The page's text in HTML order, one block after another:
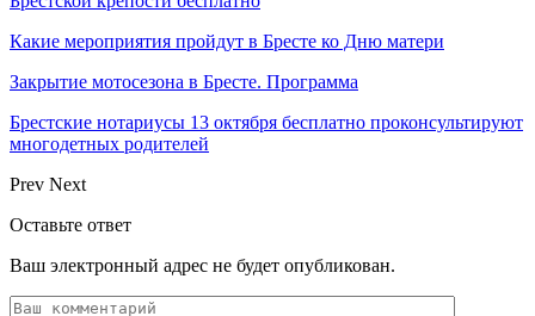
Какие мероприятия пройдут в Бресте ко Дню матери
Закрытие мотосезона в Бресте. Программа
Брестские нотариусы 13 октября бесплатно проконсультируют
многодетных родителей
Prev Next
Оставьте ответ
Ваш электронный адрес не будет опубликован.